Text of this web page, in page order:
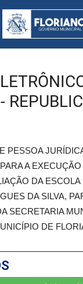
PESSOA
A
DA ESCOLA
DA SILVA,
SECRETARIA
DE